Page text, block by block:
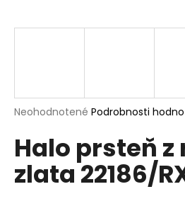
Priemerné
produktu
je
0,0
z
Neohodnotené Podrobnosti
Halo prsteň z
zlata 22186/
j
?
HĽADAŤ